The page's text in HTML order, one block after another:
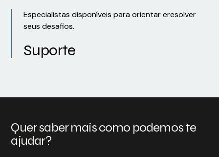
Especialistas disponíveis para orientar eresolver
seus desafios.
Suporte
Quer saber mais como podemos te
ajudar?